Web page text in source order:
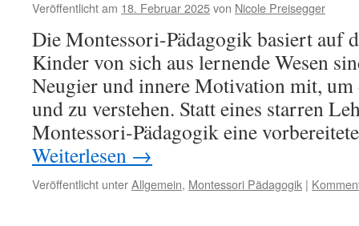
Veröffentlicht am 18. Februar 2025von Nicole Preisegger
Die Montessori-Pädagogik basiert auf
Kinder von sich aus lernende Wesen
Neugier und innere Motivation mit, um
und zu verstehen. Statt eines starren
Montessori-Pädagogik eine
Weiterlesen →
Veröffentlicht unterAllgemein, Montessori Pädagogik |